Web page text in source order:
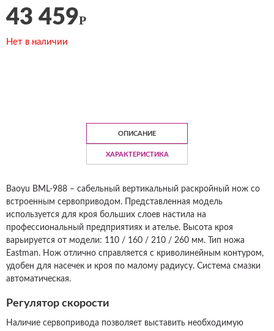
43 459Р
Нет в наличии
ОПИСАНИЕ
ХАРАКТЕРИСТИКА
Baoyu BML-988 – сабельный вертикальный раскройный нож со
встроенным сервоприводом. Представленная модель
используется для кроя больших слоев настила на
профессиональный предприятиях и ателье. Высота кроя
варьируется от модели: 110 / 160 / 210 / 260 мм. Тип ножа
Eastman. Нож отлично справляется с криволинейным контуром,
удобен для насечек и кроя по малому радиусу. Система смазки
автоматическая.
Регулятор скорости
Наличие сервопривода позволяет выставить необходимую